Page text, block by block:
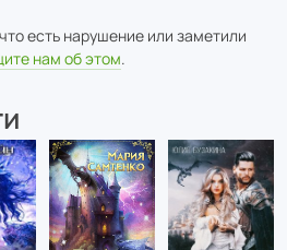
есть нарушение или заметили
нам об этом.